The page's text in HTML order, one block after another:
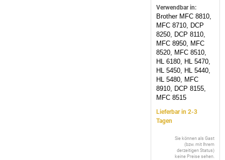
Verwendbar in:
Brother MFC 8810,
MFC 8710, DCP
8250, DCP 8110,
MFC 8950, MFC
8520, MFC 8510,
HL 6180, HL 5470,
HL 5450, HL 5440,
HL 5480, MFC
8910, DCP 8155,
MFC 8515
Lieferbar in 2-3
Tagen
Sie können als Gast
(bzw. mit Ihrem
derzeitigen Status)
keine Preise sehen.